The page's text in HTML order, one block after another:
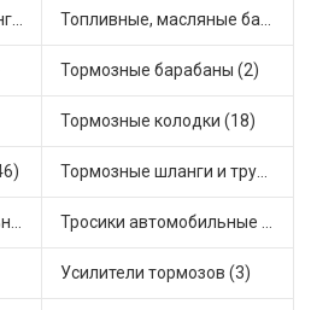
Топливные трубки, шланги, магистрали и рампы (3) Топливные, масляные баки (1)
Тормозные барабаны (2)
Тормозные колодки (18)
Тормозные шланги и трубки (5)
Трамблеры автомобильные (40) Тросики автомобильные (18)
Усилители тормозов (3)